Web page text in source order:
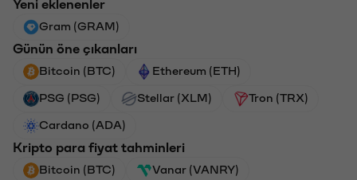
Yeni eklenenler
Gram (GRAM)
Günün öne çıkanları
Bitcoin (BTC) Ethereum (ETH)
PSG (PSG) Stellar (XLM) Tron (TRX)
Cardano (ADA)
Kripto para fiyat tahminleri
Bitcoin (BTC) Vanar (VANRY)